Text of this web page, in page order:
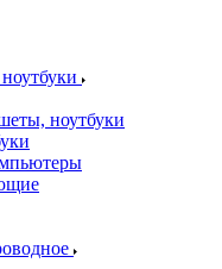
ноутбуки